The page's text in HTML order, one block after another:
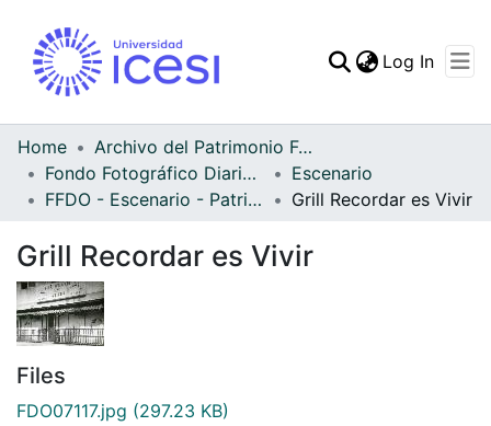
Statistics
Log In
Home
Archivo del Patrimonio Fotográfico y Fílmico del Valle del Cauca
Fondo Fotográfico Diario Occidente
Escenario
FFDO - Escenario - Patrimonial
Grill Recordar es Vivir
Grill Recordar es Vivir
Files
FDO07117.jpg (297.23 KB)